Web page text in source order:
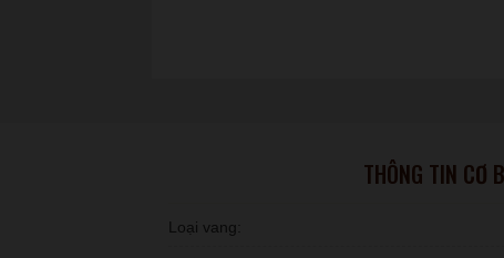
THÔNG TIN CƠ
Loại vang: